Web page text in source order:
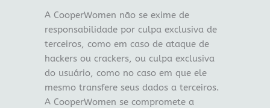
A CooperWomen não se exime de
responsabilidade por culpa exclusiva de
terceiros, como em caso de ataque de
hackers ou crackers, ou culpa exclusiva
do usuário, como no caso em que ele
mesmo transfere seus dados a terceiros.
A CooperWomen se compromete a